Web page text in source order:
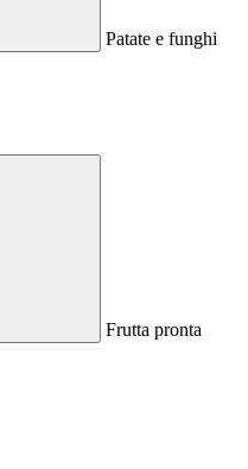
Patate e funghi
Frutta pronta